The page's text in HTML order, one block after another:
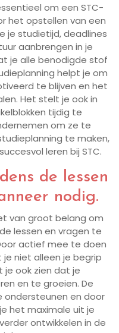
om een STC-
het opstellen van een
je studietijd, deadlines
aanbrengen in je
je alle benodigde stof
helpt je om
te blijven en het
Het stelt je ook in
tijdig te
om ze te
te maken,
leren bij STC.
de lessen
nodig.
van groot belang om
lessen en vragen te
actief mee te doen
niet alleen je begrip
je ook zien dat je
en te groeien. De
en door
het maximale uit je
ontwikkelen in de